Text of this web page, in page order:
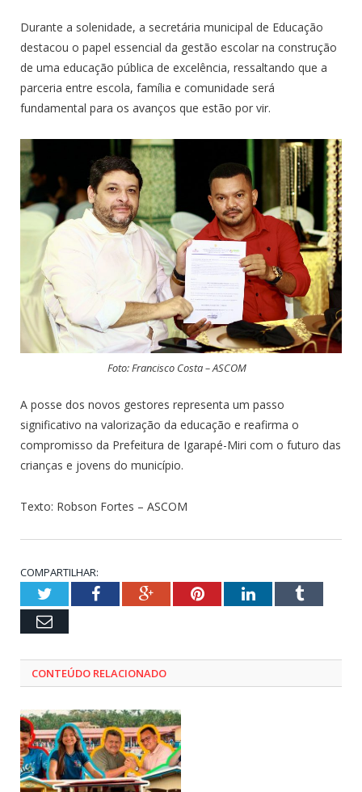
Durante a solenidade, a secretária municipal de Educação
destacou o papel essencial da gestão escolar na construção
de uma educação pública de excelência, ressaltando que a
parceria entre escola, família e comunidade será
fundamental para os avanços que estão por vir.
Foto: Francisco Costa – ASCOM
A posse dos novos gestores representa um passo
significativo na valorização da educação e reafirma o
compromisso da Prefeitura de Igarapé-Miri com o futuro das
crianças e jovens do município.
Texto: Robson Fortes – ASCOM
COMPARTILHAR:
TwitterFacebookGoogle+PinterestLinkedInTumblr
Email
CONTEÚDO RELACIONADO